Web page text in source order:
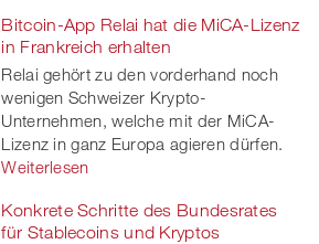
Bitcoin-App Relai hat die MiCA-Lizenz
in Frankreich erhalten
Relai gehört zu den vorderhand noch
wenigen Schweizer Krypto-
Unternehmen, welche mit der MiCA-
Lizenz in ganz Europa agieren dürfen.
Weiterlesen
Konkrete Schritte des Bundesrates
für Stablecoins und Kryptos